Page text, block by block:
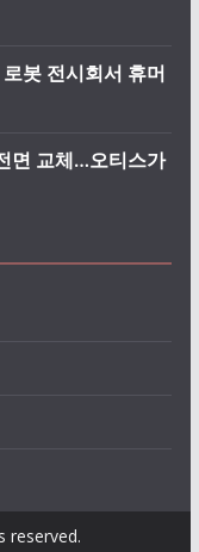
봇 전시회서 휴머
면 교체…오티스가
reserved.